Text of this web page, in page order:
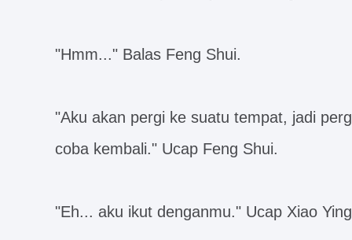
"Hmm..." Balas Feng Shui.
"Aku akan pergi ke suatu tempat, jadi
coba kembali." Ucap Feng Shui.
"Eh... aku ikut denganmu." Ucap Xiao